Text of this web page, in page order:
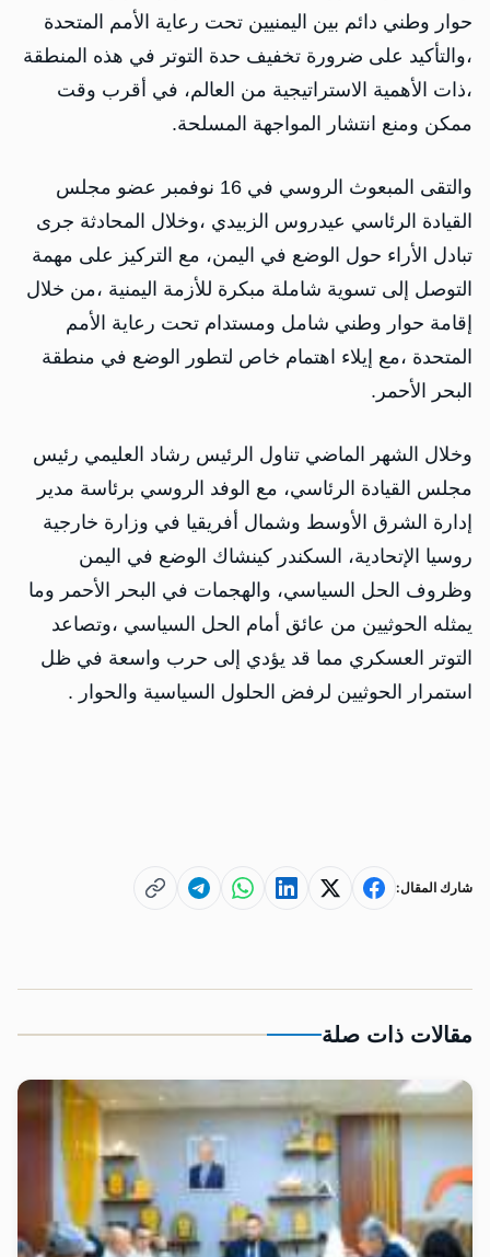
حوار وطني دائم بين اليمنيين تحت رعاية الأمم المتحدة
،والتأكيد على ضرورة تخفيف حدة التوتر في هذه المنطقة
،ذات الأهمية الاستراتيجية من العالم، في أقرب وقت
ممكن ومنع انتشار المواجهة المسلحة.
والتقى المبعوث الروسي في 16 نوفمبر عضو مجلس
القيادة الرئاسي عيدروس الزبيدي ،وخلال المحادثة جرى
تبادل الأراء حول الوضع في اليمن، مع التركيز على مهمة
التوصل إلى تسوية شاملة مبكرة للأزمة اليمنية ،من خلال
إقامة حوار وطني شامل ومستدام تحت رعاية الأمم
المتحدة ،مع إيلاء اهتمام خاص لتطور الوضع في منطقة
البحر الأحمر.
وخلال الشهر الماضي تناول الرئيس رشاد العليمي رئيس
مجلس القيادة الرئاسي، مع الوفد الروسي برئاسة مدير
إدارة الشرق الأوسط وشمال أفريقيا في وزارة خارجية
روسيا الإتحادية، السكندر كينشاك الوضع في اليمن
وظروف الحل السياسي، والهجمات في البحر الأحمر وما
يمثله الحوثيين من عائق أمام الحل السياسي ،وتصاعد
التوتر العسكري مما قد يؤدي إلى حرب واسعة في ظل
استمرار الحوثيين لرفض الحلول السياسية والحوار .
شارك المقال:
مقالات ذات صلة